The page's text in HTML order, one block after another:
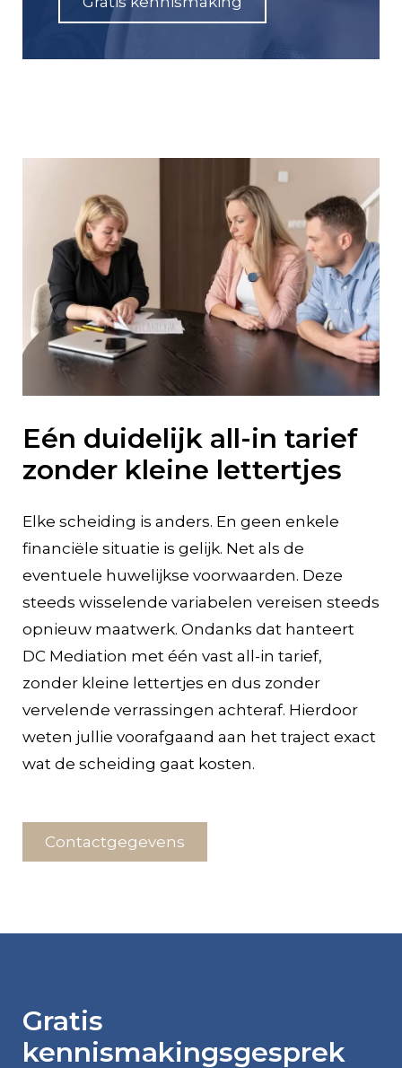
Eén duidelijk all-in tarief
zonder kleine lettertjes
Elke scheiding is anders. En geen enkele
financiële situatie is gelijk. Net als de
eventuele huwelijkse voorwaarden. Deze
steeds wisselende variabelen vereisen steeds
opnieuw maatwerk. Ondanks dat hanteert
DC Mediation met één vast all-in tarief,
zonder kleine lettertjes en dus zonder
vervelende verrassingen achteraf. Hierdoor
weten jullie voorafgaand aan het traject exact
wat de scheiding gaat kosten.
Contactgegevens
Gratis
kennismakingsgesprek